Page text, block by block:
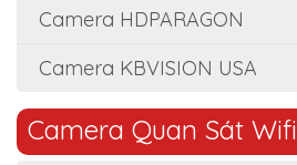
Camera HDPARAGON
Camera KBVISION USA
Camera Quan Sát Wifi